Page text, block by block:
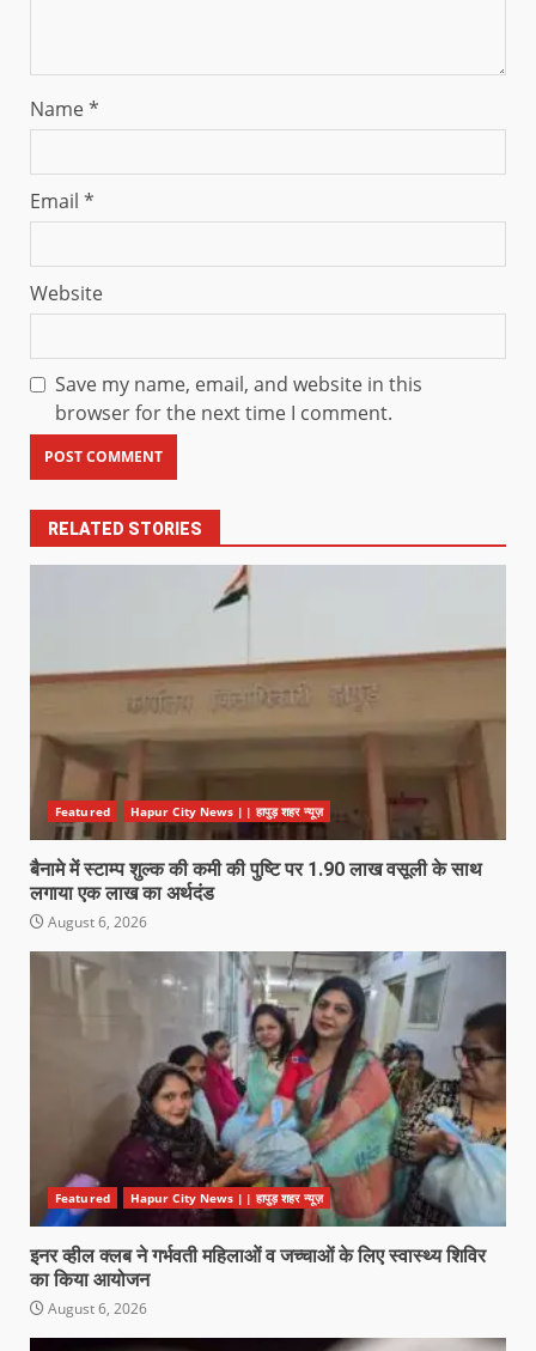
Name*
Email *
Website
Save my name, email, and website in this
browser for the next time I comment.
RELATED STORIES
Featured Hapur City News || हापुड़ शहर न्यूज़
बैनामे में स्टाम्प शुल्क की कमी की पुष्टि पर 1.90 लाख वसूली के साथ
लगाया एक लाख का अर्थदंड
August 6, 2026
Featured Hapur City News || हापुड़ शहर न्यूज़
इनर व्हील क्लब ने गर्भवती महिलाओं व जच्चाओं के लिए स्वास्थ्य शिविर
का किया आयोजन
August 6, 2026